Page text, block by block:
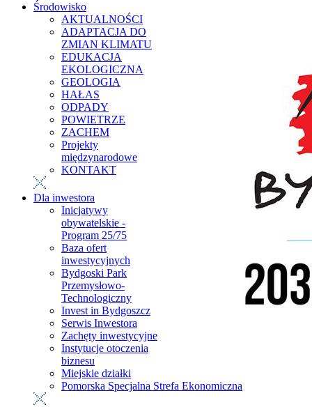
Środowisko
AKTUALNOŚCI
ADAPTACJA DO
ZMIAN KLIMATU
EDUKACJA
EKOLOGICZNA
GEOLOGIA
HAŁAS
ODPADY
POWIETRZE
ZACHEM
Projekty
międzynarodowe
KONTAKT
Dla inwestora
Inicjatywy
obywatelskie -
Program 25/75
Baza ofert
inwestycyjnych
Bydgoski Park
Przemysłowo-
Technologiczny
Invest in Bydgoszcz
Serwis Inwestora
Zachęty inwestycyjne
Instytucje otoczenia
biznesu
Miejskie działki
Pomorska Specjalna Strefa Ekonomiczna